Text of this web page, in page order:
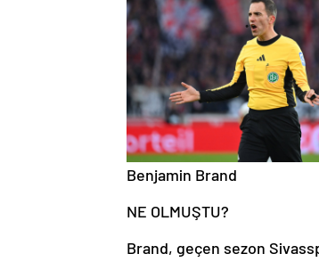
Benjamin Brand
NE OLMUŞTU?
Brand, geçen sezon